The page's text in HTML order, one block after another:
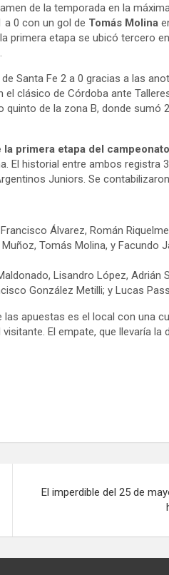
de la temporada en la
a 0 con un gol de Tomás Molina
primera etapa se ubicó tercero
Santa Fe 2 a 0 gracias a las
el clásico de Córdoba ante
de la zona B, donde sumó
primera etapa del
El historial entre ambos registra
Juniors. Se
Álvarez, Román
Tomás Molina, y Facundo
Lisandro López, Adrián
González Metilli; y Lucas
apuestas es el local con una
El empate, que llevaría la
El imperdible del 25 de